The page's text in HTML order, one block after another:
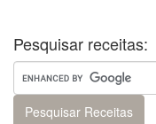
Pesquisar receitas: